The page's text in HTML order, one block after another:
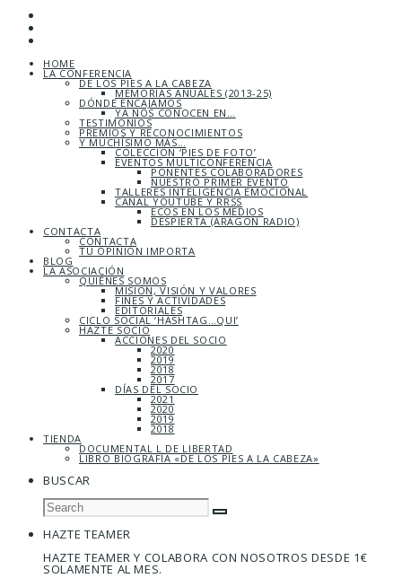
HOME
LA CONFERENCIA
DE LOS PIES A LA CABEZA
MEMORIAS ANUALES (2013-25)
DÓNDE ENCAJAMOS
YA NOS CONOCEN EN…
TESTIMONIOS
PREMIOS Y RECONOCIMIENTOS
Y MUCHÍSIMO MÁS…
COLECCIÓN ‘PIES DE FOTO’
EVENTOS MULTICONFERENCIA
PONENTES COLABORADORES
NUESTRO PRIMER EVENTO
TALLERES INTELIGENCIA EMOCIONAL
CANAL YOUTUBE Y RRSS
ECOS EN LOS MEDIOS
DESPIERTA (ARAGÓN RADIO)
CONTACTA
CONTACTA
TU OPINIÓN IMPORTA
BLOG
LA ASOCIACIÓN
QUIÉNES SOMOS
MISIÓN, VISIÓN Y VALORES
FINES Y ACTIVIDADES
EDITORIALES
CICLO SOCIAL ‘HASHTAG…QUI’
HAZTE SOCIO
ACCIONES DEL SOCIO
2020
2019
2018
2017
DÍAS DEL SOCIO
2021
2020
2019
2018
TIENDA
DOCUMENTAL L DE LIBERTAD
LIBRO BIOGRAFÍA «DE LOS PIES A LA CABEZA»
BUSCAR
HAZTE TEAMER
HAZTE TEAMER Y COLABORA CON NOSOTROS DESDE 1€
SOLAMENTE AL MES.